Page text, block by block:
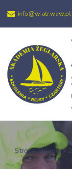
Przejdź
treści
info@wiatr.waw.pl
Strona główna»